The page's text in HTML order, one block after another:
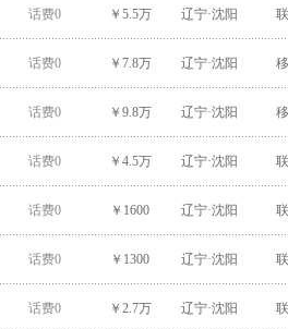
话费0 ￥5.5万 辽宁·沈阳
话费0 ￥7.8万 辽宁·沈阳
话费0 ￥9.8万 辽宁·沈阳
话费0 ￥4.5万 辽宁·沈阳
话费0 ￥1600 辽宁·沈阳
话费0 ￥1300 辽宁·沈阳
话费0 ￥2.7万 辽宁·沈阳